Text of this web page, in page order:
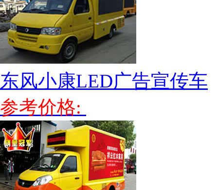
东风小康LED广告宣传车
参考价格: